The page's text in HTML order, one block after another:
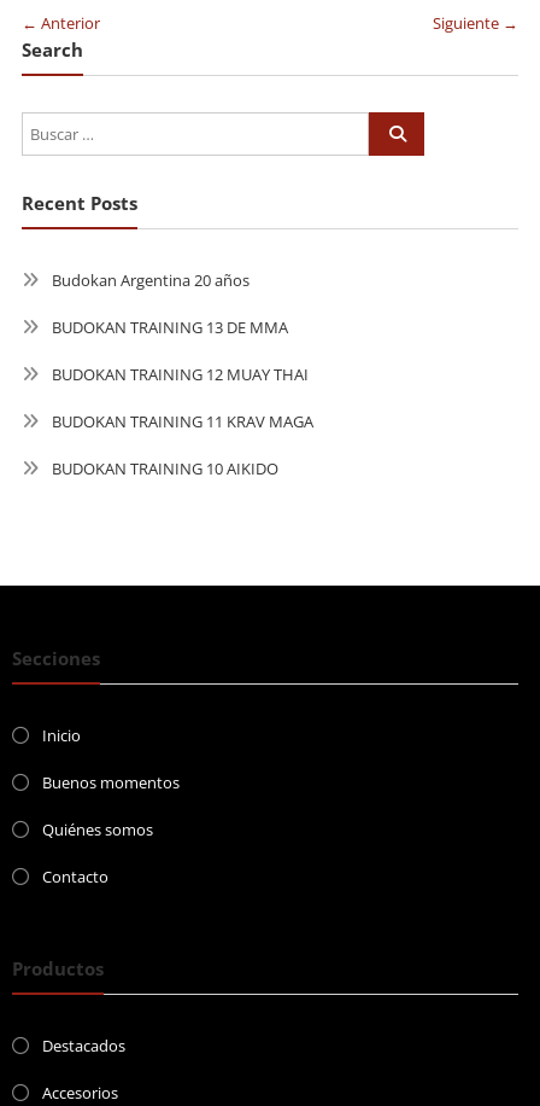
entradas
← Anterior Siguiente →
Search
Recent Posts
Budokan Argentina 20 años
BUDOKAN TRAINING 13 DE MMA
BUDOKAN TRAINING 12 MUAY THAI
BUDOKAN TRAINING 11 KRAV MAGA
BUDOKAN TRAINING 10 AIKIDO
Secciones
Inicio
Buenos momentos
Quiénes somos
Contacto
Productos
Destacados
Accesorios